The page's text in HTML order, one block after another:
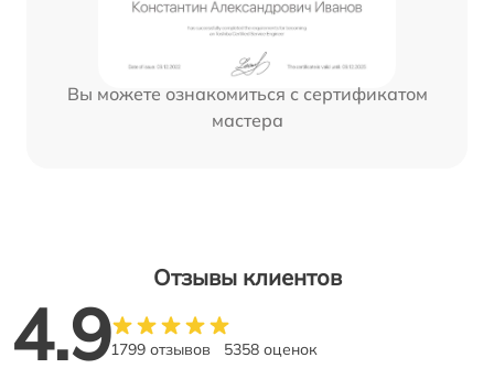
Вы можете ознакомиться с сертификатом
мастера
Отзывы клиентов
4.91799 отзывов 5358 оценок